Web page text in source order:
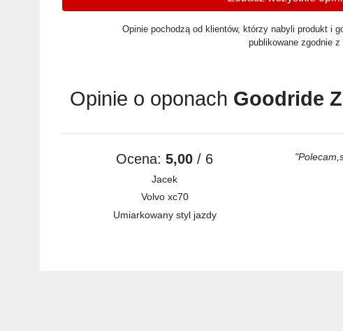
Opinie pochodzą od klientów, którzy nabyli produkt i
publikowane zgodnie z
Opinie o oponach Goodride
Ocena:5,00 / 6
Jacek
Volvo xc70
Umiarkowany styl jazdy